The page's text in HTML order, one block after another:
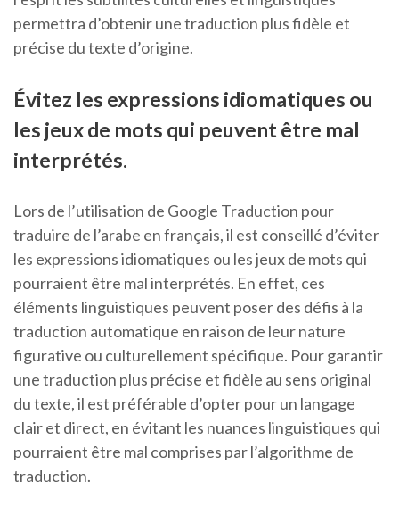
permettra d’obtenir une traduction plus fidèle et
précise du texte d’origine.
Évitez les expressions idiomatiques ou
les jeux de mots qui peuvent être mal
interprétés.
Lors de l’utilisation de Google Traduction pour
traduire de l’arabe en français, il est conseillé d’éviter
les expressions idiomatiques ou les jeux de mots qui
pourraient être mal interprétés. En effet, ces
éléments linguistiques peuvent poser des défis à la
traduction automatique en raison de leur nature
figurative ou culturellement spécifique. Pour garantir
une traduction plus précise et fidèle au sens original
du texte, il est préférable d’opter pour un langage
clair et direct, en évitant les nuances linguistiques qui
pourraient être mal comprises par l’algorithme de
traduction.